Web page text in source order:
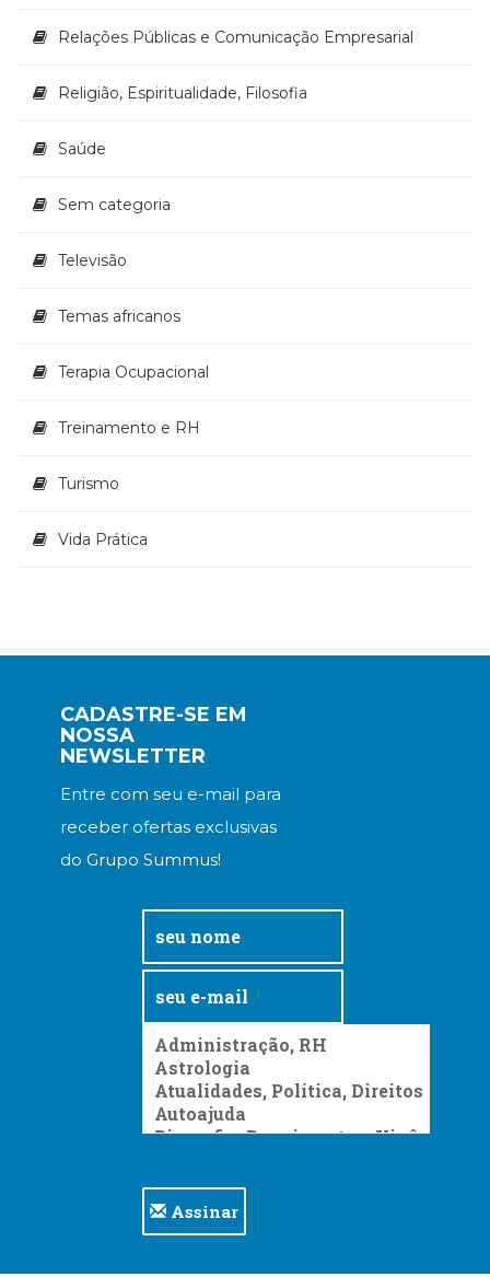
Relações Públicas e Comunicação Empresarial
Religião, Espiritualidade, Filosofia
Saúde
Sem categoria
Televisão
Temas africanos
Terapia Ocupacional
Treinamento e RH
Turismo
Vida Prática
CADASTRE-SE EM
NOSSA
NEWSLETTER
Entre com seu e-mail para
receber ofertas exclusivas
do Grupo Summus!
Assinar